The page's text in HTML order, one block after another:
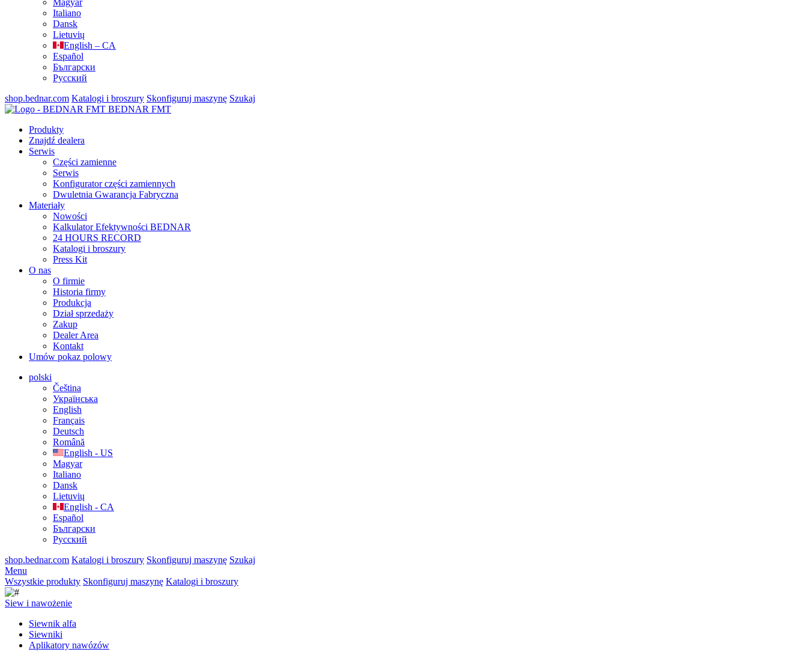
Magyar
Italiano
Dansk
Lietuvių
English – CA
Español
Български
Русский
shop.bednar.com Katalogi i broszury Skonfiguruj maszynę Szukaj
BEDNAR FMT
Produkty
Znajdź dealera
Serwis
Części zamienne
Serwis
Konfigurator części zamiennych
Dwuletnia Gwarancja Fabryczna
Materiały
Nowości
Kalkulator Efektywności BEDNAR
24 HOURS RECORD
Katalogi i broszury
Press Kit
O nas
O firmie
Historia firmy
Produkcja
Dział sprzedaży
Zakup
Dealer Area
Kontakt
Umów pokaz polowy
polski
Čeština
Українська
English
Français
Deutsch
Română
English - US
Magyar
Italiano
Dansk
Lietuvių
English - CA
Español
Български
Русский
shop.bednar.com Katalogi i broszury Skonfiguruj maszynę Szukaj
Menu
Wszystkie produkty Skonfiguruj maszynę Katalogi i broszury
Siew i nawożenie
Siewnik alfa
Siewniki
Aplikatory nawózów